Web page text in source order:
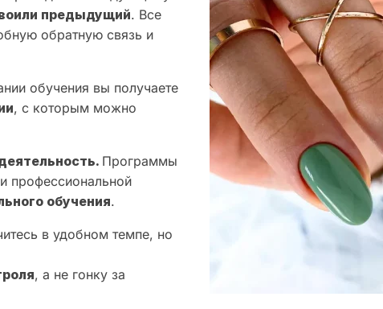
предыдущий. Все
обратную связь и
обучения вы получаете
, с которым можно
Программы
профессиональной
обучения.
в удобном темпе, но
, а не гонку за